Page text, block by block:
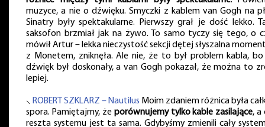
muzyce, a nie o dźwięku. Smyczki z kablem van Gogh na
Sinatry były spektakularne. Pierwszy grał je dość lekko.
saksofon brzmiał jak na żywo. To samo tyczy się tego, o
mówił Artur – lekka nieczystość sekcji dętej słyszalna
z Monetem, zniknęła. Ale nie, że to był problem kabla,
dźwięk był doskonały, a van Gogh pokazał, że można to
lepiej.
⸜ ROBERT SZKLARZ – Nautilus Moim zdaniem różnica była
spora. Pamiętajmy, że porównujemy tylko kable zasilające, a
reszta systemu jest ta sama. Gdybyśmy zmienili cały